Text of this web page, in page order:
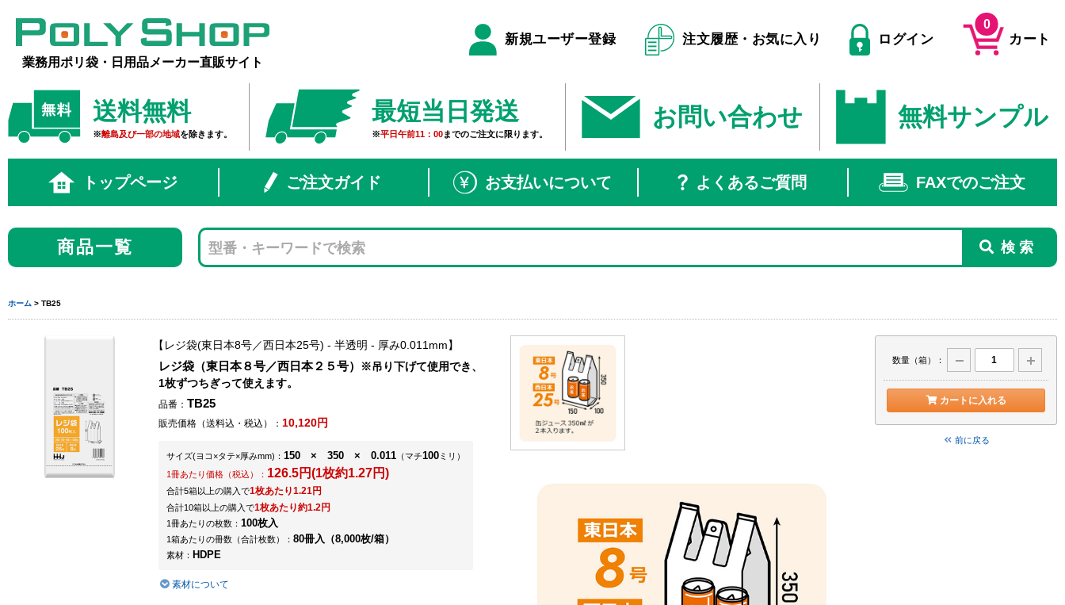
業務用ポリ袋・日用品メーカー直販サイト
新規ユーザー登録 注文履歴・お気に入り ログイン
0
カート
送料無料
※離島及び一部の地域を除きます。
最短当日発送
※平日午前11：00までのご注文に限ります。
お問い合わせ 無料サンプル
トップページ ご注文ガイド お支払いについて よくあるご質問 FAXでのご注文
商品一覧
ホーム > TB25
レジ袋(東日本8号／西日本25号) - 半透明 - 厚み0.011mm
レジ袋（東日本８号／西日本２５号）
※吊り下げて使用でき、
1枚ずつちぎって使えます。
品番： TB25
販売価格（送料込・税込）： 10,120円
サイズ(ヨコ×タテ×厚みmm) ： 150 × 350 × 0.011 （マチ100 ミリ）
1冊あたり価格（税込）： 126.5円(1枚約1.27円)
合計5箱以上の購入で1枚あたり1.21円
合計10箱以上の購入で1枚あたり約1.2円
1冊あたりの枚数： 100枚入
1箱あたりの冊数（合計枚数）： 80冊入（8,000枚/箱）
素材： HDPE
素材について
数量（箱）：
カートに入れる
前に戻る